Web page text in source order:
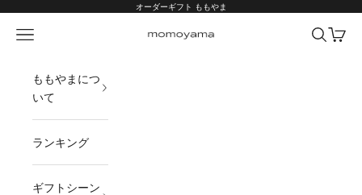
オーダーギフト ももやま
オーダーギフト ももやま 本店
メニュー 検索カート
ももやまにつ
いて
ランキング
ギフトシーン